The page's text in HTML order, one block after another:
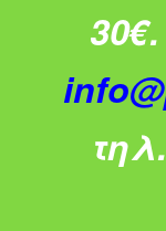
30€.